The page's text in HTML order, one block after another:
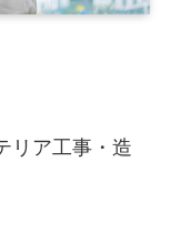
リア工事・造